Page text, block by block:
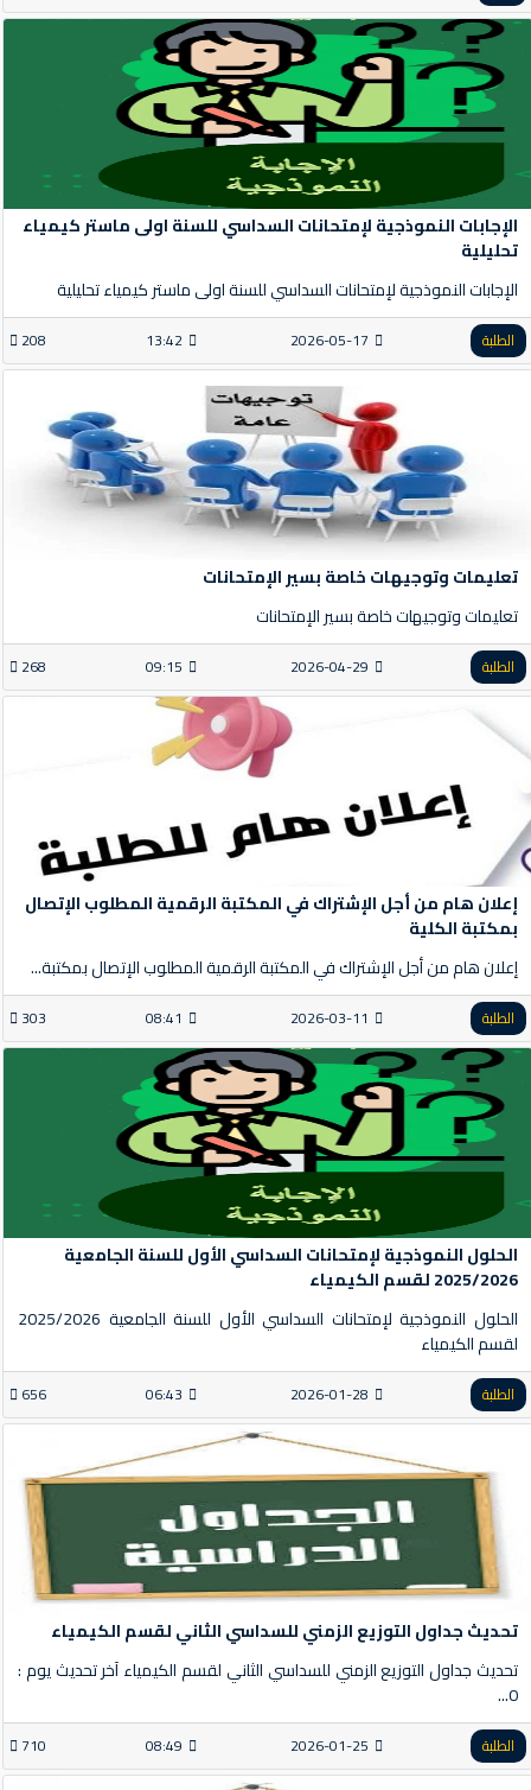
الإجابات النموذجية لإمتحانات السداسي للسنة اولى ماستر كيمياء
تحليلية
الإجابات النموذجية لإمتحانات السداسي للسنة اولى ماستر كيمياء تحليلية
الطلبة 2026-05-17
13:42
208
تعليمات وتوجيهات خاصة بسير الإمتحانات
تعليمات وتوجيهات خاصة بسير الإمتحانات
الطلبة 2026-04-29
09:15
268
إعلان هام من أجل الإشتراك في المكتبة الرقمية المطلوب الإتصال
بمكتبة الكلية
إعلان هام من أجل الإشتراك في المكتبة الرقمية المطلوب الإتصال بمكتبة...
الطلبة 2026-03-11
08:41
303
الحلول النموذجية لإمتحانات السداسي الأول للسنة الجامعية
2025/2026 لقسم الكيمياء
الحلول النموذجية لإمتحانات السداسي الأول للسنة الجامعية 2025/2026
لقسم الكيمياء
الطلبة 2026-01-28
06:43
656
تحديث جداول التوزيع الزمني للسداسي الثاني لقسم الكيمياء
تحديث جداول التوزيع الزمني للسداسي الثاني لقسم الكيمياء آخر تحديث يوم :
0...
الطلبة 2026-01-25
08:49
710